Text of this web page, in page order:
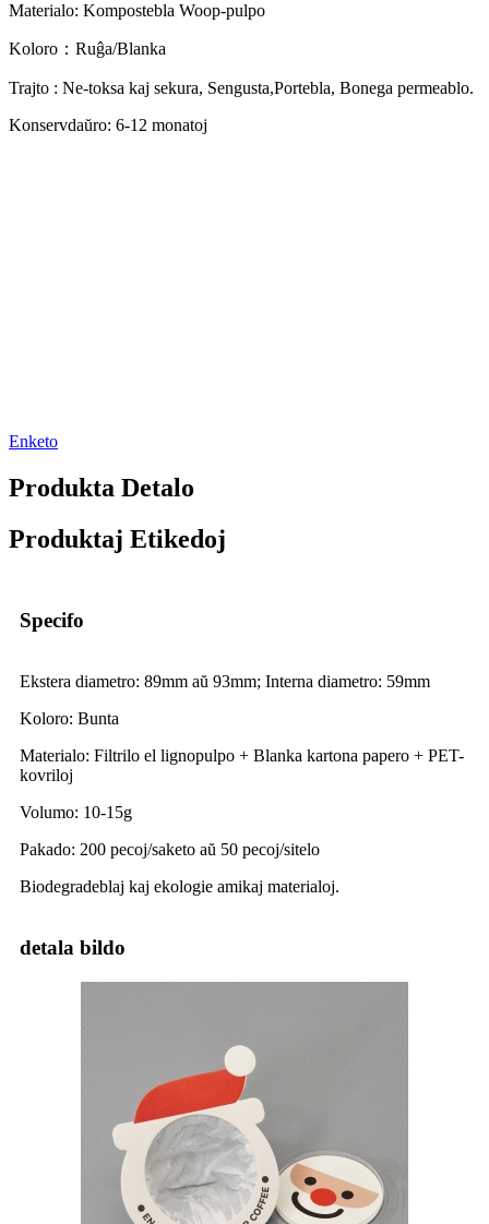
Materialo: Kompostebla Woop-pulpo
Koloro：Ruĝa/Blanka
Trajto : Ne-toksa kaj sekura, Sengusta,Portebla, Bonega permeablo.
Konservdaŭro: 6-12 monatoj
Enketo
Produkta Detalo
Produktaj Etikedoj
Specifo
Ekstera diametro: 89mm aŭ 93mm; Interna diametro: 59mm
Koloro: Bunta
Materialo: Filtrilo el lignopulpo + Blanka kartona papero + PET-
kovriloj
Volumo: 10-15g
Pakado: 200 pecoj/saketo aŭ 50 pecoj/sitelo
Biodegradeblaj kaj ekologie amikaj materialoj.
detala bildo